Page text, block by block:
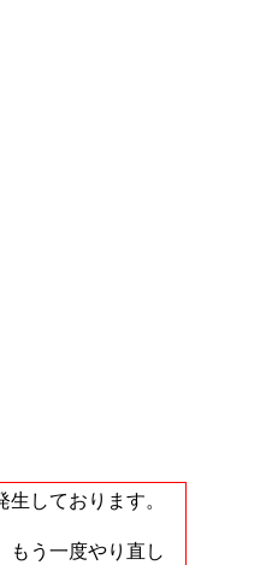
しております。
もう一度やり直し